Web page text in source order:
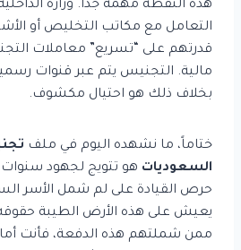
هذه النقطة مهمة جداً. وزارة
التعامل مع مكاتب التخليص أو
قدرتهم على “تسريع” معاملات
مالية. التجنيس يتم عبر قنوات
بخلاف ذلك هو احتيال مكشوف.
ختاماً، ما نشهده اليوم في ملف
السعوديات هو تتويج لجهود
حرص القيادة على لم شمل الأسر
يعيش على هذه الأرض الطيبة حقوقه
ممن شملتهم هذه الدفعة، فأنت أمام